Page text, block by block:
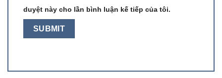
duyệt này cho lần bình luận kế tiếp của tôi.